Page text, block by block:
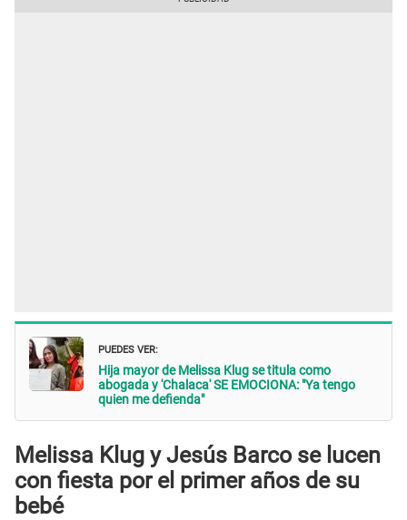
PUEDES VER:
Hija mayor de Melissa Klug se titula como
abogada y 'Chalaca' SE EMOCIONA: "Ya tengo
quien me defienda"
Melissa Klug y Jesús Barco se lucen
con fiesta por el primer años de su
bebé